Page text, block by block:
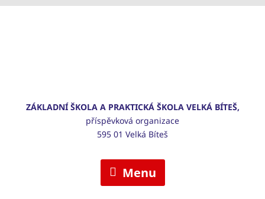
ZÁKLADNÍ ŠKOLA A PRAKTICKÁ ŠKOLA VELKÁ BÍTEŠ,
příspěvková organizace
595 01 Velká Bíteš
Menu